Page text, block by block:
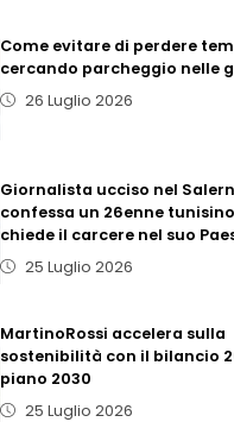
Come evitare di perdere
cercando parcheggio nelle
26 Luglio 2026
Giornalista ucciso nel
confessa un 26enne
chiede il carcere nel suo
25 Luglio 2026
MartinoRossi accelera sulla
sostenibilità con il bilancio
piano 2030
25 Luglio 2026